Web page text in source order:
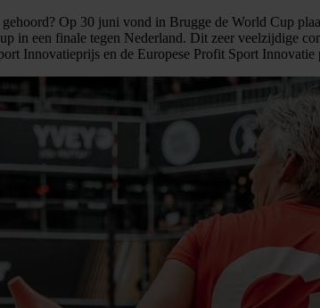
Op 30 juni vond in Brugge de World Cup
een finale tegen Nederland. Dit zeer veelzijdige
Innovatieprijs en de Europese Profit Sport Innovatie